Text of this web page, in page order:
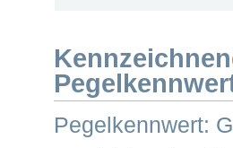
Pegelkennwert: